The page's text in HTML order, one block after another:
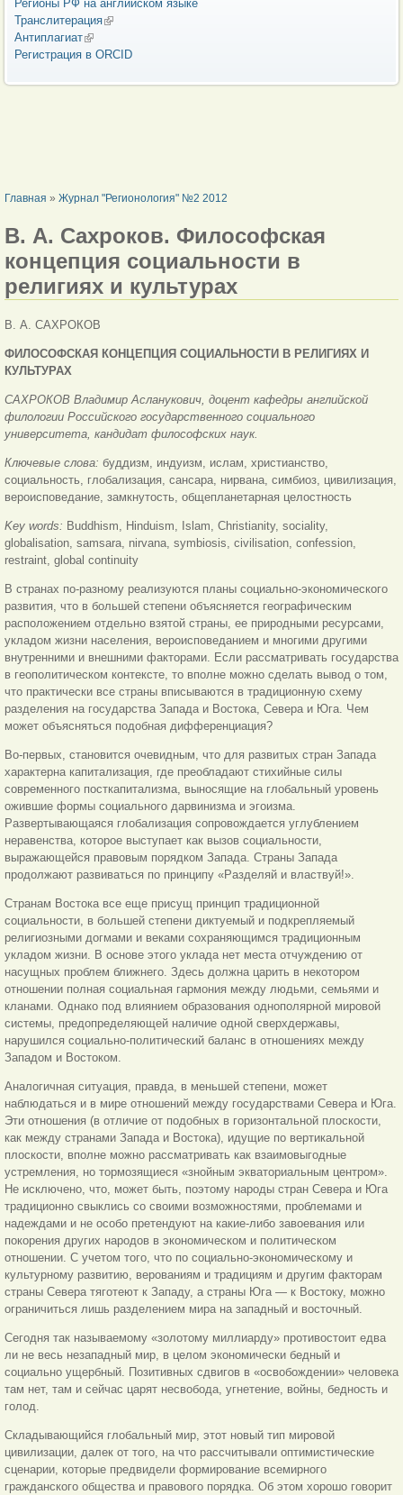
Регионы РФ на английском языке
Транслитерация(внешняя ссылка)
Антиплагиат(внешняя ссылка)
Регистрация в ORCID
ВЫ ЗДЕСЬ
Главная » Журнал "Регионология" №2 2012
В. А. Сахроков. Философская
концепция социальности в
религиях и культурах
В. А. САХРОКОВ
ФИЛОСОФСКАЯ КОНЦЕПЦИЯ СОЦИАЛЬНОСТИ В РЕЛИГИЯХ И
КУЛЬТУРАХ
САXРОКОВ Владимир Асланукович, доцент кафедры английской
филологии Российского государственного социального
университета, кандидат философских наук.
Ключевые слова: буддизм, индуизм, ислам, христианство,
социальность, глобализация, сансара, нирвана, симбиоз, цивилизация,
вероисповедание, замкнутость, общепланетарная целостность
Key words: Buddhism, Hinduism, Islam, Christianity, sociality,
globalisation, samsara, nirvana, symbiosis, civilisation, confession,
restraint, global continuity
В странах по-разному реализуются планы социально-экономического
развития, что в большей степени объясняется географическим
расположением отдельно взятой страны, ее природными ресурсами,
укладом жизни населения, вероисповеданием и многими другими
внутренними и внешними факторами. Если рассматривать государства
в геополитическом контексте, то вполне можно сделать вывод о том,
что практически все страны вписываются в традиционную схему
разделения на государства Запада и Востока, Севера и Юга. Чем
может объясняться подобная дифференциация?
Во-первых, становится очевидным, что для развитых стран Запада
характерна капитализация, где преобладают стихийные силы
современного посткапитализма, выносящие на глобальный уровень
ожившие формы социального дарвинизма и эгоизма.
Развертывающаяся глобализация сопровождается углублением
неравенства, которое выступает как вызов социальности,
выражающейся правовым порядком Запада. Страны Запада
продолжают развиваться по принципу «Разделяй и властвуй!».
Странам Востока все еще присущ принцип традиционной
социальности, в большей степени диктуемый и подкрепляемый
религиозными догмами и веками сохраняющимся традиционным
укладом жизни. В основе этого уклада нет места отчуждению от
насущных проблем ближнего. Здесь должна царить в некотором
отношении полная социальная гармония между людьми, семьями и
кланами. Однако под влиянием образования однополярной мировой
системы, предопределяющей наличие одной сверхдержавы,
нарушился социально-политический баланс в отношениях между
Западом и Востоком.
Аналогичная ситуация, правда, в меньшей степени, может
наблюдаться и в мире отношений между государствами Севера и Юга.
Эти отношения (в отличие от подобных в горизонтальной плоскости,
как между странами Запада и Востока), идущие по вертикальной
плоскости, вполне можно рассматривать как взаимовыгодные
устремления, но тормозящиеся «знойным экваториальным центром».
Не исключено, что, может быть, поэтому народы стран Севера и Юга
традиционно свыклись со своими возможностями, проблемами и
надеждами и не особо претендуют на какие-либо завоевания или
покорения других народов в экономическом и политическом
отношении. С учетом того, что по социально-экономическому и
культурному развитию, верованиям и традициям и другим факторам
страны Севера тяготеют к Западу, а страны Юга — к Востоку, можно
ограничиться лишь разделением мира на западный и восточный.
Сегодня так называемому «золотому миллиарду» противостоит едва
ли не весь незападный мир, в целом экономически бедный и
социально ущербный. Позитивных сдвигов в «освобождении» человека
там нет, там и сейчас царят несвобода, угнетение, войны, бедность и
голод.
Складывающийся глобальный мир, этот новый тип мировой
цивилизации, далек от того, на что рассчитывали оптимистические
сценарии, которые предвидели формирование всемирного
гражданского общества и правового порядка. Об этом хорошо говорит